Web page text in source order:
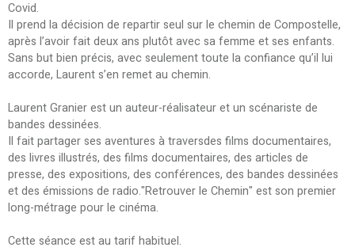
Covid.
Il prend la décision de repartir seul sur le chemin de Compostelle,
après l’avoir fait deux ans plutôt avec sa femme et ses enfants.
Sans but bien précis, avec seulement toute la confiance qu’il lui
accorde, Laurent s’en remet au chemin.
Laurent Granier est un auteur-réalisateur et un scénariste de
bandes dessinées.
Il fait partager ses aventures à traversdes films documentaires,
des livres illustrés, des films documentaires, des articles de
presse, des expositions, des conférences, des bandes dessinées
et des émissions de radio."Retrouver le Chemin" est son premier
long-métrage pour le cinéma.
Cette séance est au tarif habituel.